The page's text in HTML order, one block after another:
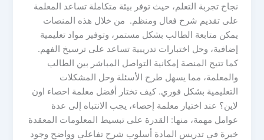
نجاح تجربة التعلم، حيث توفر بيئة متكاملة تساعد المعلمة
على تقديم شرح فعال ومنظم. من خلال هذه المنصات
يمكن متابعة الطالب بشكل مستمر، وتوفير مواد تعليمية
إضافية، وحل اختبارات تدريبية تساعد على ترسيخ الفهم.
كما تتيح المنصة إمكانية التواصل المباشر بين الطالب
والمعلمة، مما يسهل طرح الأسئلة وحل المشكلات
التعليمية بشكل فوري. كيف تختار أفضل معلمة احصاء اون
لاين؟ عند اختيار معلمة إحصاء، يجب الانتباه إلى عدة
عوامل مهمة، منها: القدرة على تبسيط المعلومات المعقدة
خبرة في تدريس المادة أسلوب شرح تفاعلي وواضح وجود